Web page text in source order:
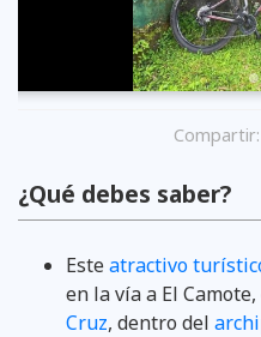
Compartir:
¿Qué debes saber?
Esteatractivo
en la vía a El
Cruz, dentro del